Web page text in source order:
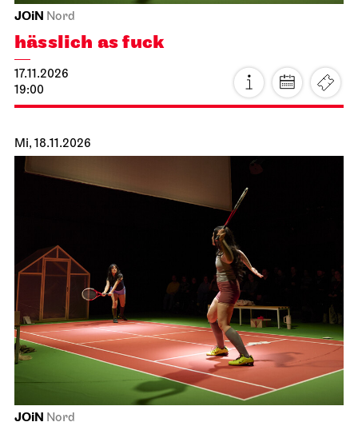
JOiN Nord
hässlich as fuck
17.11.2026
19:00
Mi, 18.11.2026
JOiN Nord